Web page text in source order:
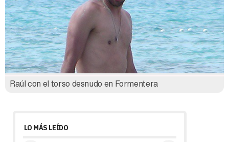
Raúl con el torso desnudo en Formentera
LO MÁS LEÍDO